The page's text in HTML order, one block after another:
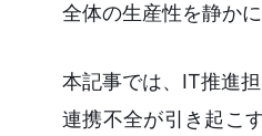
全体の生産性を静か
本記事では、IT推進
連携不全が引き起こ